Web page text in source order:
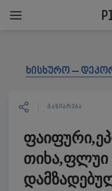
ხისხურო –
ᲒᲐᲖᲘᲐᲠᲔᲑᲐ
თიხა,ფლუი